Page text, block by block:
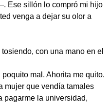
sillón lo compró mi hijo
venga a dejar su olor a
con una mano en el
mal. Ahorita me quito.
mujer que vendía tamales
pagarme la universidad,